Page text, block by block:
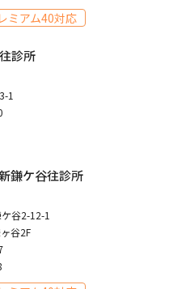
ミアム40対応
診所
1
鎌ケ谷往診所
谷2-12-1
谷2F